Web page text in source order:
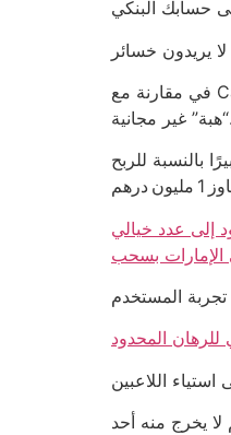
في مقارنة مع Casumo، التي تُصرّح بـ “مكافأة مجانية” بقيمة 5 درهم، فإن العائد الفعلي يظل 4.2 درهم بعد خصم المتطلبات المتعسّبة، وهو ما يجعل اللاعب يشعر بأنه يدفع
“هبة” غير مجانية.
تُجمع للموقع هو 15,000 درهم، وهو رقم لا يُعَدّ كبيرًا بالنسبة للربح
إلى عدد خيالي